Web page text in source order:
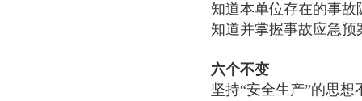
知道本单位存在的事
知道并掌握事故应急预
六个不变
坚持“安全生产”的思想